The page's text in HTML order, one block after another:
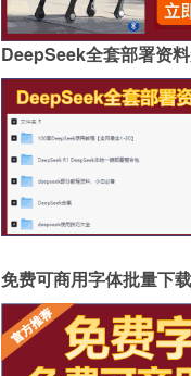
DeepSeek全套部署资
免费可商用字体批量下载